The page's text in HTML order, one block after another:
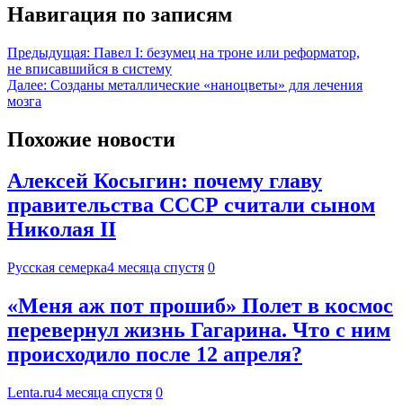
Навигация по записям
Предыдущая: Павел I: безумец на троне или реформатор,
не вписавшийся в систему
Далее: Созданы металлические «наноцветы» для лечения
мозга
Похожие новости
Алексей Косыгин: почему главу
правительства СССР считали сыном
Николая II
Русская семерка4 месяца спустя 0
«Меня аж пот прошиб» Полет в космос
перевернул жизнь Гагарина. Что с ним
происходило после 12 апреля?
Lenta.ru4 месяца спустя 0